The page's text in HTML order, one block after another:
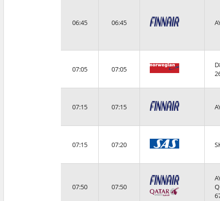
06:45 06:45
07:05 07:05
07:15 07:15
07:15 07:20
07:50 07:50